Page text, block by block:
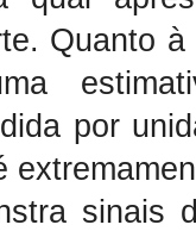
Quanto
por
sinais